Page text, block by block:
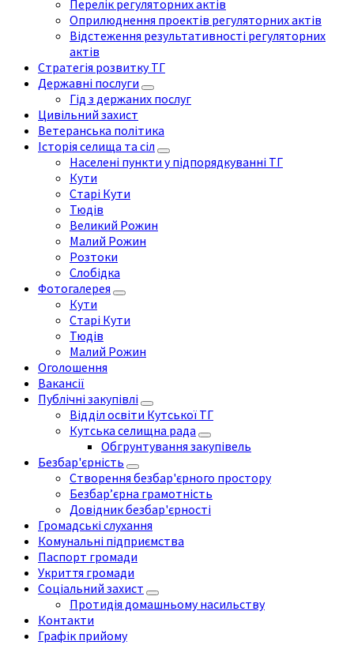
Перелік регуляторних актів
Оприлюднення проектів регуляторних актів
Відстеження результативності регуляторних
актів
Стратегія розвитку ТГ
Державні послуги
Гід з держаних послуг
Цивільний захист
Ветеранська політика
Історія селища та сіл
Населені пункти у підпорядкуванні ТГ
Кути
Старі Кути
Тюдів
Великий Рожин
Малий Рожин
Розтоки
Слобідка
Фотогалерея
Кути
Старі Кути
Тюдів
Малий Рожин
Оголошення
Вакансії
Публічні закупівлі
Відділ освіти Кутської ТГ
Кутська селищна рада
Обгрунтування закупівель
Безбар'єрність
Створення безбар'єрного простору
Безбар’єрна грамотність
Довідник безбар'єрності
Громадські слухання
Комунальні підприємства
Паспорт громади
Укриття громади
Соціальний захист
Протидія домашньому насильству
Контакти
Графік прийому